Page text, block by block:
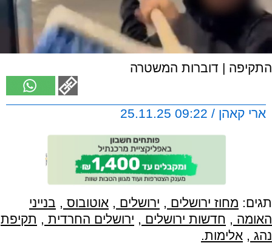
התקיפה | דוברות המשטרה
ארי קאהן / 09:22 25.11.25
תגים: מחוז ירושלים , ירושלים , אוטובוס , בנייני
האומה , חדשות ירושלים , ירושלים החרדית , תקיפת
נהג , אלימות.